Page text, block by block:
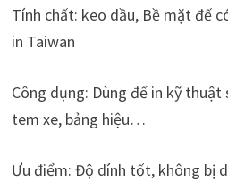
Tính chất: keo dầu, Bề mặt đế
in Taiwan
Công dụng: Dùng để in kỹ thuật
tem xe, bảng hiệu…
Ưu điểm: Độ dính tốt, không bị